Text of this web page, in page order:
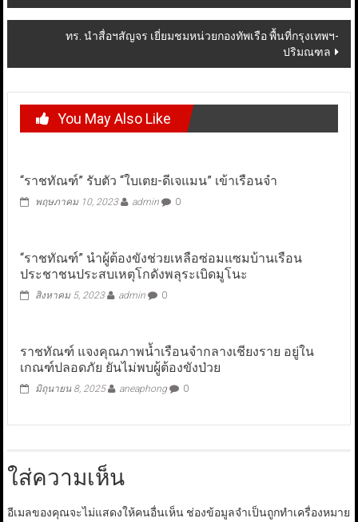
navigation
ทร. นำสื่อฯสัญจร เยี่ยมชมหน่วยกองทัพเรือ พื้นที่กรุงเทพฯ-
ปริมณฑล
You May Also Like
“ราชทัณฑ์” รับตัว “ใบเตย-ดีเจแมน” เข้าเรือนจำ
พฤษภาคม 10, 2023 admin 0
“ราชทัณฑ์” นำผู้ต้องขังช่วยเหลือซ่อมแซมบ้านเรือน
ประชาชนประสบเหตุโกดังพลุระเบิดมูโนะ
สิงหาคม 5, 2023 admin 0
ราชทัณฑ์ แจงคุณภาพน้ำเรือนจำกลางเชียงราย อยู่ใน
เกณฑ์ปลอดภัย ยันไม่พบผู้ต้องขังป่วย
มิถุนายน 8, 2025 aneaphong 0
ใส่ความเห็น
อีเมลของคุณจะไม่แสดงให้คนอื่นเห็น ช่องข้อมูลจำเป็นถูกทำเครื่องหมาย